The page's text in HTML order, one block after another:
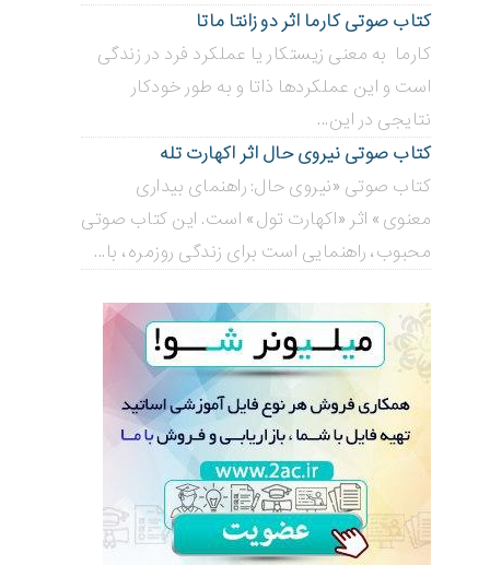
کتاب صوتی کارما اثر دو زانتا ماتا
کارما به معنی زیستکار یا عملکرد فرد در زندگی
است و این عملکردها ذاتا و به طور خودکار
نتایجی در این...
کتاب صوتی نیروی حال اثر اکهارت تله
کتاب صوتی «نیروی حال: راهنمای بیداری
معنوی» اثر «اکهارت تول» است. این کتاب صوتی
محبوب، راهنمایی است برای زندگی روزمره، با...